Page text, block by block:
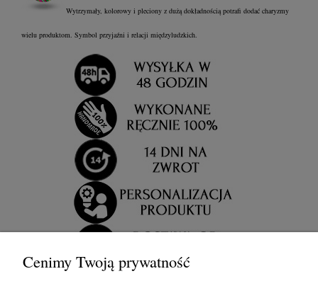
Wytrzymały, kolorowy i pleciony z dużą dokładnością potrafi dodać charyzmy
wielu produktom. Symbol przyjaźni i relacji międzyludzkich.
Cenimy Twoją prywatność